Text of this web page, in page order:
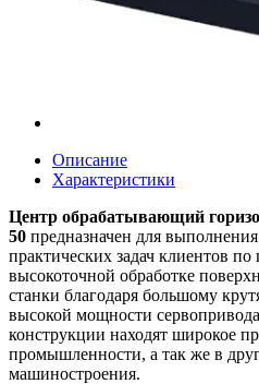
Описание
Характеристики
Центр обрабатывающий
50 предназначен для
практических задач клиентов по
высокоточной обработке
станки благодаря большому
высокой мощности
конструкции находят широкое
промышленности, а так же в
машиностроения.